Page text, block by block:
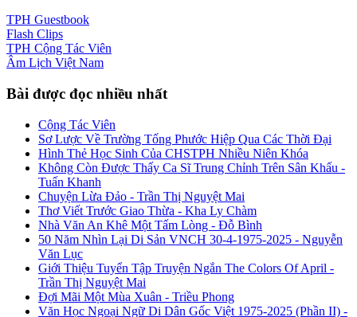
TPH Guestbook
Flash Clips
TPH Cộng Tác Viên
Âm Lịch Việt Nam
Bài được đọc nhiều nhất
Cộng Tác Viên
Sơ Lược Về Trường Tống Phước Hiệp Qua Các Thời Đại
Hình Thẻ Học Sinh Của CHSTPH Nhiều Niên Khóa
Không Còn Được Thấy Ca Sĩ Trung Chỉnh Trên Sân Khấu -
Tuấn Khanh
Chuyện Lừa Đảo - Trần Thị Nguyệt Mai
Thơ Viết Trước Giao Thừa - Kha Ly Chàm
Nhà Văn An Khê Một Tấm Lòng - Đỗ Bình
50 Năm Nhìn Lại Di Sản VNCH 30-4-1975-2025 - Nguyễn
Văn Lục
Giới Thiệu Tuyển Tập Truyện Ngắn The Colors Of April -
Trần Thị Nguyệt Mai
Đợi Mãi Một Mùa Xuân - Triều Phong
Văn Học Ngoại Ngữ Di Dân Gốc Việt 1975-2025 (Phần II) -